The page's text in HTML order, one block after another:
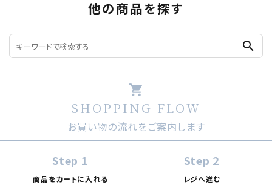
他の商品を探す
search
shopping_cart
SHOPPING FLOW
お買い物の流れをご案内します
Step 1
商品をカートに入れる
Step 2
レジへ進む